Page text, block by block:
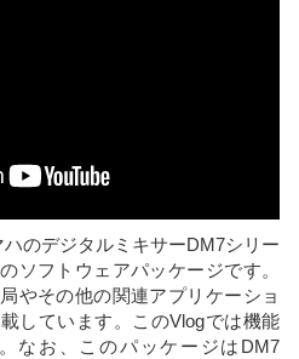
のデジタルミキサーDM7シリー
ソフトウェアパッケージです。
やその他の関連アプリケーショ
しています。このVlogでは機能
なお、このパッケージはDM7